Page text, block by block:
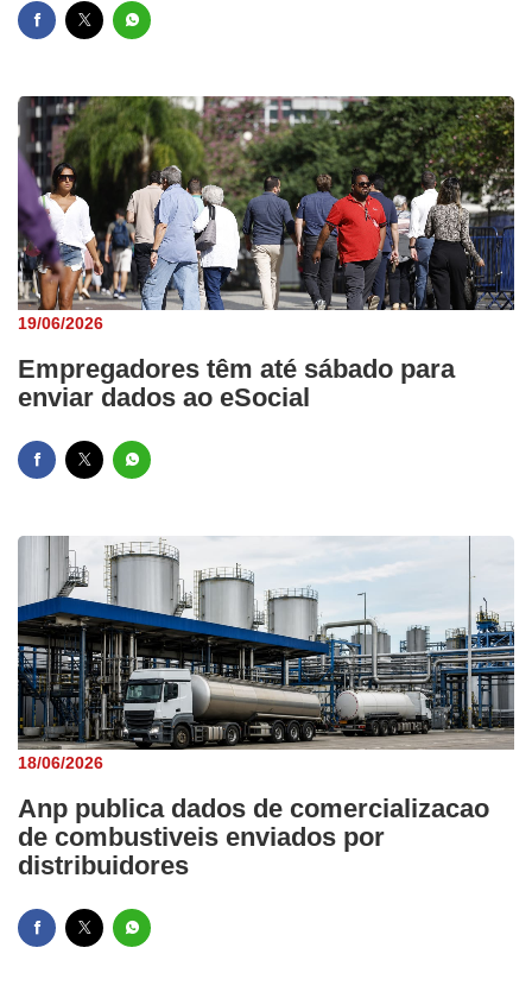
19/06/2026
Empregadores têm até sábado para
enviar dados ao eSocial
18/06/2026
Anp publica dados de comercializacao
de combustiveis enviados por
distribuidores